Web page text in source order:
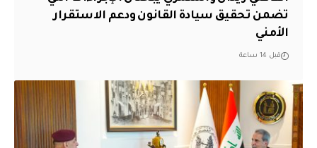
تضمن تحقيق سيادة القانون ودعم الاستقرار
الأمني
قبل 14 ساعة